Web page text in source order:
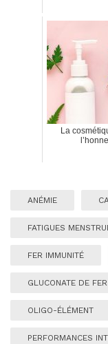
La
ANÉMIE
FATIGUES
FER IMMUNITÉ
GLUCONATE DE FER
OLIGO-ÉLÉMENT
PERFORMANCES